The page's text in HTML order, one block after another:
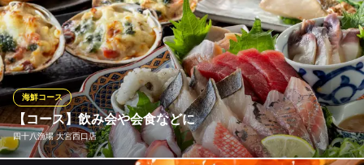
鮨屋
ＪＲ大宮駅西口 徒歩2分
埼玉県さいたま市大宮区桜木町1-4-3 いちまるきゅうビル中1F
鮨や食材・選りすぐりの地酒、何でも丁寧にご説明させていただ
きます。当店はお客様との会話を重視して江戸前鮨の魅力を初め
てのお客様にも伝えられるよう、落ち着きのある上質なカウンタ
ー席でご案内させていただきます。
大宮 鮨 いわい
大宮駅 江戸前寿司
ＪＲ大宮駅 徒歩2分
埼玉県さいたま市大宮区宮町1-51 大宮みのやビルB1
【コース】飲み会や会食などに
四十八漁場 大宮西口店
海鮮コース